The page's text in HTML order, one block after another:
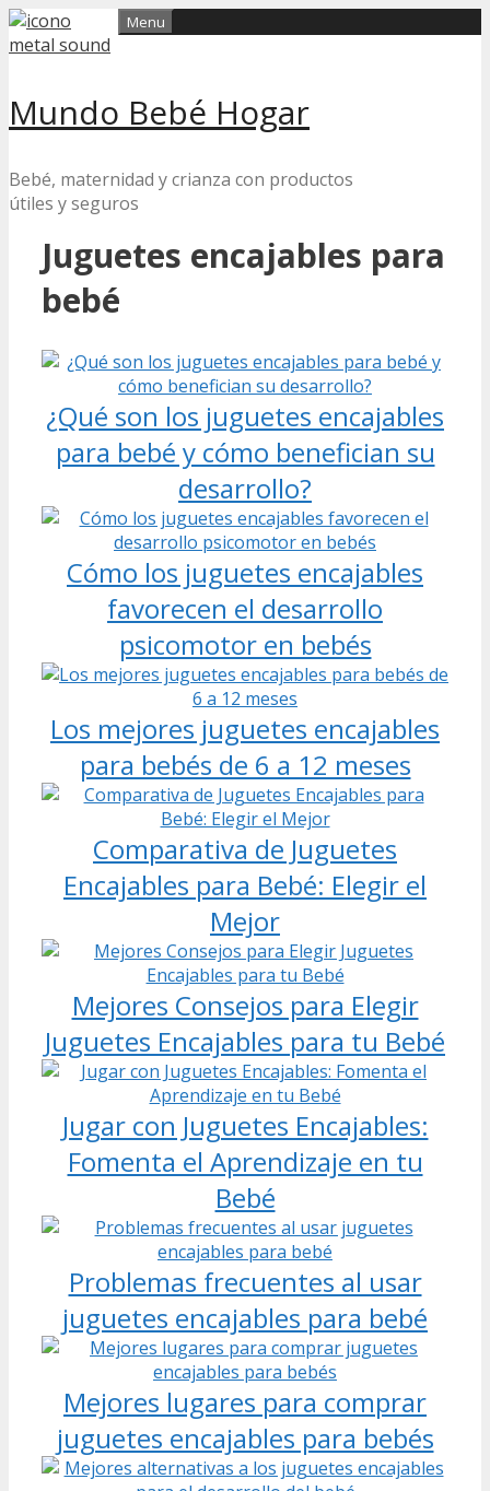
Skip
to
Mundo Bebé Hogar
Bebé, maternidad y crianza con productos
útiles y seguros
Menu
Juguetes encajables para
bebé
¿Qué son los juguetes encajables
para bebé y cómo benefician su
desarrollo?
Cómo los juguetes encajables
favorecen el desarrollo
psicomotor en bebés
Los mejores juguetes encajables
para bebés de 6 a 12 meses
Comparativa de Juguetes
Encajables para Bebé: Elegir el
Mejor
Mejores Consejos para Elegir
Juguetes Encajables para tu Bebé
Jugar con Juguetes Encajables:
Fomenta el Aprendizaje en tu
Bebé
Problemas frecuentes al usar
juguetes encajables para bebé
Mejores lugares para comprar
juguetes encajables para bebés